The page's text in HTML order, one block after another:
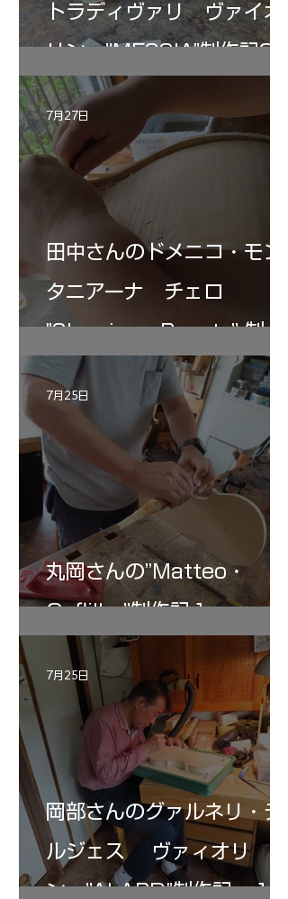
トラディヴァリ ヴァイオ
リン ”MESSIA"制作記33
田中さんのドメニコ・モン
タニアーナ チェロ
"Sleeping・Beauty” 制作
記 30
7月27日
丸岡さんの”Matteo・
Gofliller”制作記１
7月25日
岡部さんのグァルネリ・デ
ルジェス ヴァィオリ
ン ”ALARD"制作記 １2
7月25日